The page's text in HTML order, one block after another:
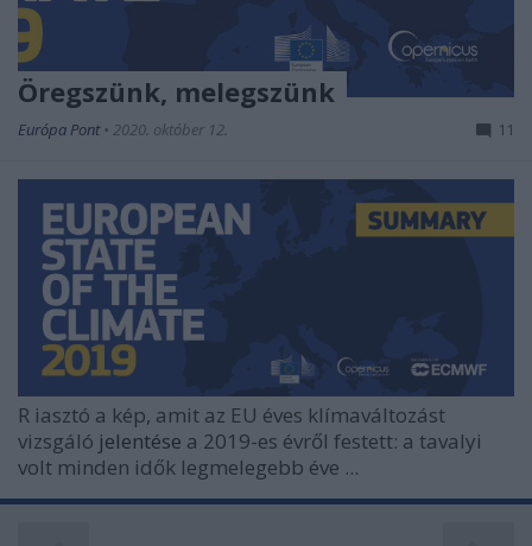
Öregszünk, melegszünk
Európa Pont • 2020. október 12. 11
R iasztó a kép, amit az EU éves klímaváltozást
vizsgáló jelentése a 2019-es évről festett: a tavalyi
volt minden idők legmelegebb éve ...